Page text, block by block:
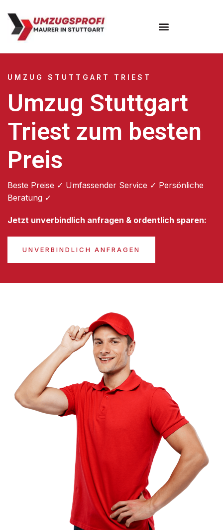
UMZUG STUTTGART TRIEST
Umzug Stuttgart
Triest zum besten
Preis
Beste Preise ✓ Umfassender Service ✓ Persönliche
Beratung ✓
Jetzt unverbindlich anfragen & ordentlich sparen:
UNVERBINDLICH ANFRAGEN